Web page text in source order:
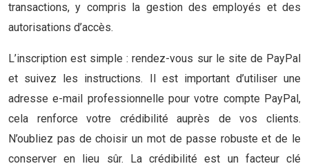
transactions, y compris la gestion des employés et des
autorisations d’accès.
L’inscription est simple : rendez-vous sur le site de PayPal
et suivez les instructions. Il est important d’utiliser une
adresse e-mail professionnelle pour votre compte PayPal,
cela renforce votre crédibilité auprès de vos clients.
N’oubliez pas de choisir un mot de passe robuste et de le
conserver en lieu sûr. La crédibilité est un facteur clé